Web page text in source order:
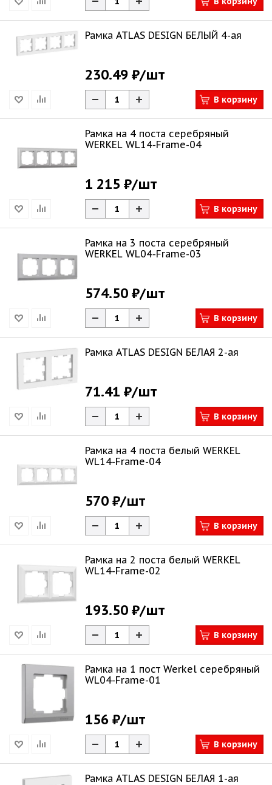
Рамка ATLAS DESIGN БЕЛЫЙ 4-ая
230.49 ₽/шт
В корзину
Рамка на 4 поста серебряный
WERKEL WL14-Frame-04
1 215 ₽/шт
В корзину
Рамка на 3 поста серебряный
WERKEL WL04-Frame-03
574.50 ₽/шт
В корзину
Рамка ATLAS DESIGN БЕЛАЯ 2-ая
71.41 ₽/шт
В корзину
Рамка на 4 поста белый WERKEL
WL14-Frame-04
570 ₽/шт
В корзину
Рамка на 2 поста белый WERKEL
WL14-Frame-02
193.50 ₽/шт
В корзину
Рамка на 1 пост Werkel серебряный
WL04-Frame-01
156 ₽/шт
В корзину
Рамка ATLAS DESIGN БЕЛАЯ 1-ая